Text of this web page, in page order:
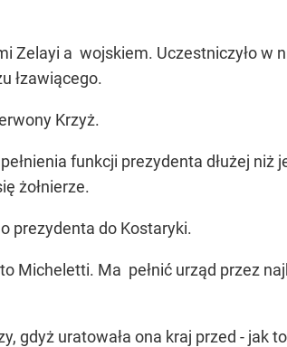
a wojskiem. Uczestniczyło w
łzawiącego.
Krzyż.
funkcji prezydenta dłużej niż
żołnierze.
prezydenta do Kostaryki.
Micheletti. Ma pełnić urząd przez
gdyż uratowała ona kraj przed - jak